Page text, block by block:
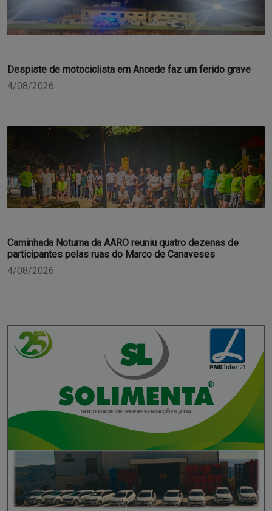
Despiste de motociclista em Ancede faz um ferido grave
4/08/2026
Caminhada Noturna da AARO reuniu quatro dezenas de
participantes pelas ruas do Marco de Canaveses
4/08/2026